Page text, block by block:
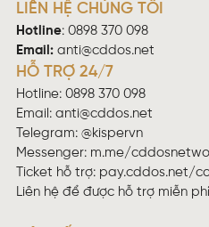
LIÊN HỆ CHÚNG TÔI
Hotline: 0898 370 098
Email: anti@cddos.net
HỖ TRỢ 24/7
Hotline: 0898 370 098
Email: anti@cddos.net
Telegram: @kispervn
Messenger: m.me/
Ticket hỗ trợ: pay.cddos.net/
Liên hệ để được hỗ trợ miễn